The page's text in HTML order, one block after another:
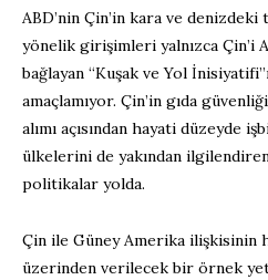
ABD’nin Çin’in kara ve
yönelik girişimleri yalnızca Çin’i
bağlayan “Kuşak ve Yol
amaçlamıyor. Çin’in gıda
alımı açısından hayati düzeyde
ülkelerini de yakından
politikalar yolda.
Çin ile Güney Amerika ilişkisinin
üzerinden verilecek bir örnek